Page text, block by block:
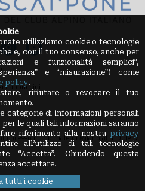
Cappuccini
presso il Tribunale di Milano al n. 9 del 2
utilizziamo cookie o tecnologie
e, con il tuo consenso, anche per
e funzionalità semplici”,
e “misurazione”) come
policy.
rifiutare o revocare il tuo
categorie di informazioni personali
le quali tali informazioni saranno
riferimento alla nostra privacy
all’utilizzo di tali tecnologie
“Accetta”. Chiudendo questa
accettare.
tutti i cookie